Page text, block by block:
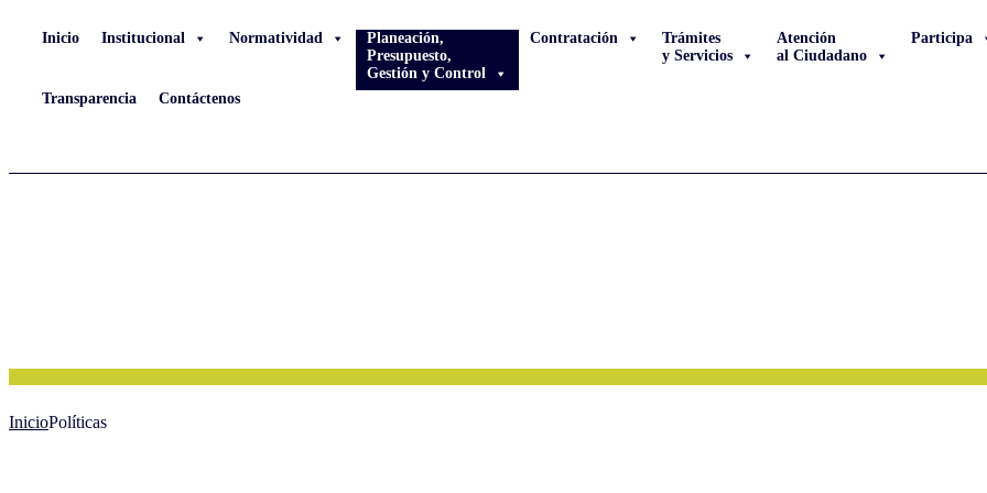
Inicio Institucional Normatividad
Planeación,
Presupuesto,
Gestión y Control
Contratación
Trámites
y Servicios
Atención
al Ciudadano
Participa
Transparencia Contáctenos
InicioPolíticas